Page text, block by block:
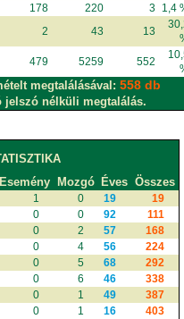
178 220 3 1,4
2 43 13
479 5259 552
megtalálásával:558 db
jelszó nélküli megtalálás.
Esemény Mozgó Éves Összes
1 0 19
19
0 0 92
111
0 2 57
168
0 4 56
224
0 5 68
292
0 6 46
338
0 1 49
387
0 1 16
403